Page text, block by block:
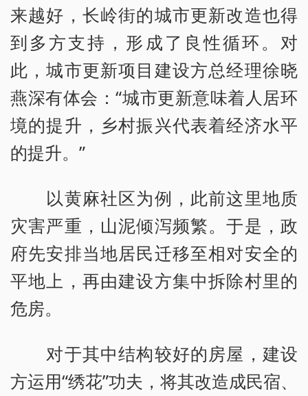
来越好，长岭街的城市更新改造也得
到多方支持，形成了良性循环。对
此，城市更新项目建设方总经理徐晓
燕深有体会：“城市更新意味着人居环
境的提升，乡村振兴代表着经济水平
的提升。”
以黄麻社区为例，此前这里地质
灾害严重，山泥倾泻频繁。于是，政
府先安排当地居民迁移至相对安全的
平地上，再由建设方集中拆除村里的
危房。
对于其中结构较好的房屋，建设
方运用“绣花”功夫，将其改造成民宿、